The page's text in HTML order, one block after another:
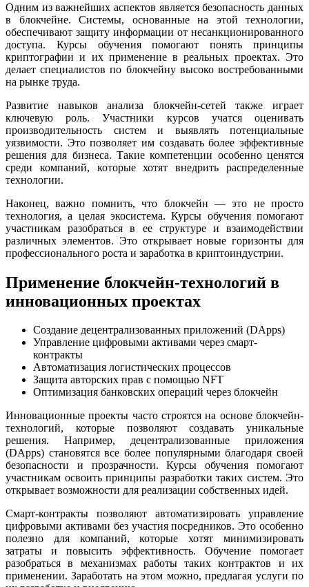
Одним из важнейших аспектов является безопасность данных
в блокчейне. Системы, основанные на этой технологии,
обеспечивают защиту информации от несанкционированного
доступа. Курсы обучения помогают понять принципы
криптографии и их применение в реальных проектах. Это
делает специалистов по блокчейну высоко востребованными
на рынке труда.
Развитие навыков анализа блокчейн-сетей также играет
ключевую роль. Участники курсов учатся оценивать
производительность систем и выявлять потенциальные
уязвимости. Это позволяет им создавать более эффективные
решения для бизнеса. Такие компетенции особенно ценятся
среди компаний, которые хотят внедрить распределенные
технологии.
Наконец, важно помнить, что блокчейн — это не просто
технология, а целая экосистема. Курсы обучения помогают
участникам разобраться в ее структуре и взаимодействии
различных элементов. Это открывает новые горизонты для
профессионального роста и заработка в криптоиндустрии.
Применение блокчейн-технологий в
инновационных проектах
Создание децентрализованных приложений (DApps)
Управление цифровыми активами через смарт-
контракты
Автоматизация логистических процессов
Защита авторских прав с помощью NFT
Оптимизация банковских операций через блокчейн
Инновационные проекты часто строятся на основе блокчейн-
технологий, которые позволяют создавать уникальные
решения. Например, децентрализованные приложения
(DApps) становятся все более популярными благодаря своей
безопасности и прозрачности. Курсы обучения помогают
участникам освоить принципы разработки таких систем. Это
открывает возможности для реализации собственных идей.
Смарт-контракты позволяют автоматизировать управление
цифровыми активами без участия посредников. Это особенно
полезно для компаний, которые хотят минимизировать
затраты и повысить эффективность. Обучение помогает
разобраться в механизмах работы таких контрактов и их
применении. Заработать на этом можно, предлагая услуги по